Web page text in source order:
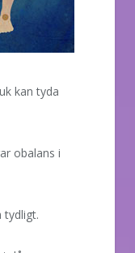
kan tyda
obalans i
tydligt.